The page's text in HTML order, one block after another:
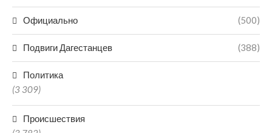
Официально (500)
Подвиги Дагестанцев (388)
Политика
(3 309)
Происшествия